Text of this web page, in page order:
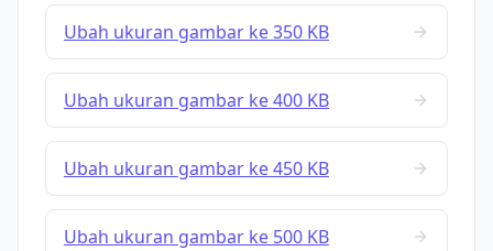
Ubah ukuran gambar ke 350 KB
Ubah ukuran gambar ke 400 KB
Ubah ukuran gambar ke 450 KB
Ubah ukuran gambar ke 500 KB